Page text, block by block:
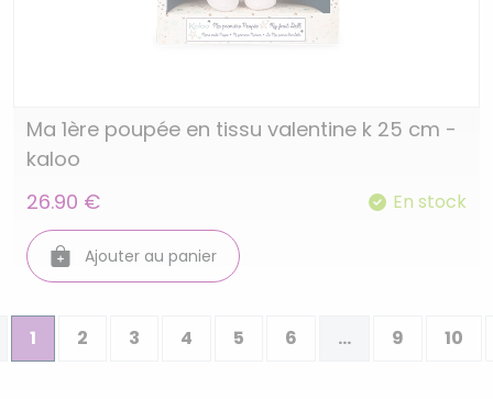
Ma 1ère poupée en tissu valentine k 25 cm -
kaloo
26.90 €
En stock
Ajouter au panier
1 2 3 4 5 6 ... 9 10